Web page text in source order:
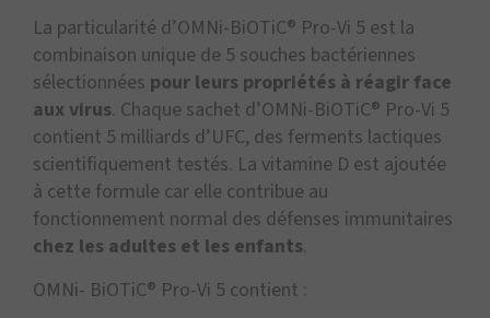
La particularité d’OMNi-BiOTiC® Pro-Vi 5 est la
combinaison unique de 5 souches bactériennes
sélectionnées pour leurs propriétés à réagir face
aux virus. Chaque sachet d’OMNi-BiOTiC® Pro-Vi 5
contient 5 milliards d’UFC, des ferments lactiques
scientifiquement testés. La vitamine D est ajoutée
à cette formule car elle contribue au
fonctionnement normal des défenses immunitaires
chez les adultes et les enfants.
OMNi- BiOTiC® Pro-Vi 5 contient :